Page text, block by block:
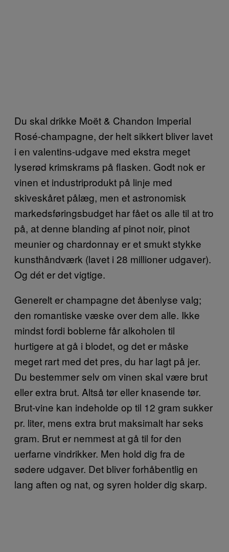
Du skal drikke Moët & Chandon Imperial
Rosé-champagne, der helt sikkert bliver lavet
i en valentins-udgave med ekstra meget
lyserød krimskrams på flasken. Godt nok er
vinen et industriprodukt på linje med
skiveskåret pålæg, men et astronomisk
markedsføringsbudget har fået os alle til at tro
på, at denne blanding af pinot noir, pinot
meunier og chardonnay er et smukt stykke
kunsthåndværk (lavet i 28 millioner udgaver).
Og dét er det vigtige.
Generelt er champagne det åbenlyse valg;
den romantiske væske over dem alle. Ikke
mindst fordi boblerne får alkoholen til
hurtigere at gå i blodet, og det er måske
meget rart med det pres, du har lagt på jer.
Du bestemmer selv om vinen skal være brut
eller extra brut. Altså tør eller knasende tør.
Brut-vine kan indeholde op til 12 gram sukker
pr. liter, mens extra brut maksimalt har seks
gram. Brut er nemmest at gå til for den
uerfarne vindrikker. Men hold dig fra de
sødere udgaver. Det bliver forhåbentlig en
lang aften og nat, og syren holder dig skarp.